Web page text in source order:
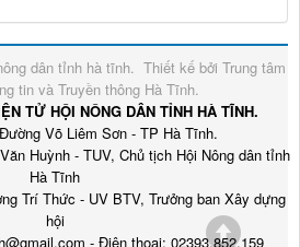
dân tỉnh hà tĩnh. Thiết kế bởi Trung tâm
tin và Truyền thông Hà Tĩnh.
TỬ HỘI NÔNG DÂN TỈNH HÀ TĨNH.
Võ Liêm Sơn - TP Hà Tĩnh.
Huỳnh - TUV, Chủ tịch Hội Nông dân tỉnh
Hà Tĩnh
Trí Thức - UV BTV, Trưởng ban Xây dựng
hội
- Điện thoại: 02393.852.159